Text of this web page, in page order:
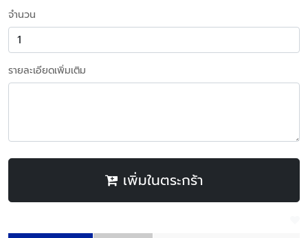
จำนวน
รายละเอียดเพิ่มเติม
เพิ่มในตระกร้า